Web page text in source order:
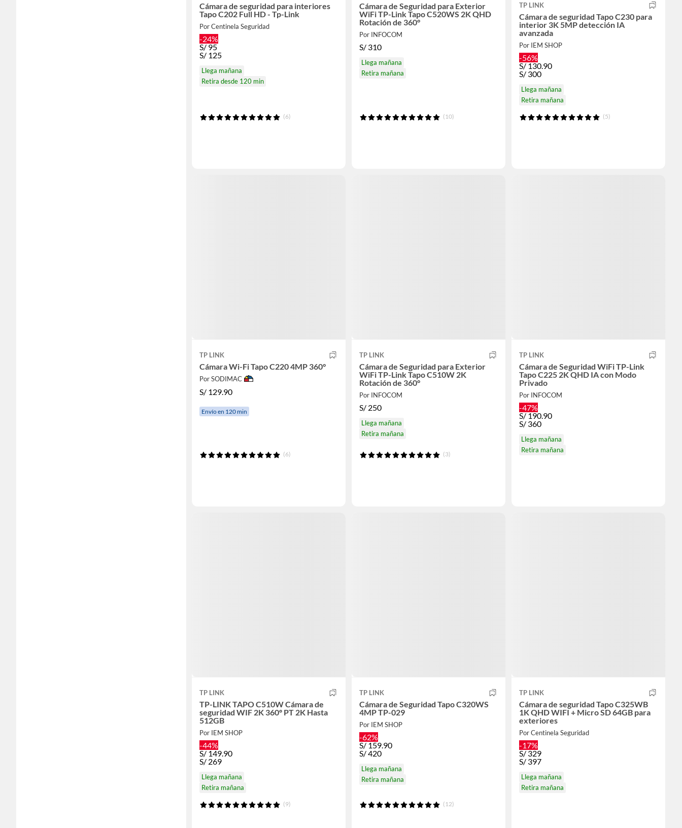
Cámara de seguridad para interiores
Tapo C202 Full HD - Tp-Link
Por Centinela Seguridad
-24%
S/95
S/ 125
Llega mañana
Retira desde 120 min
(6)
Cámara de Seguridad para Exterior
WiFi TP-Link Tapo C520WS 2K QHD
Rotación de 360°
Por INFOCOM
S/ 310
Llega mañana
Retira mañana
(10)
TP LINK
Cámara de seguridad Tapo C230 para
interior 3K 5MP detección IA
avanzada
Por IEM SHOP
-56%
S/130.90
S/ 300
Llega mañana
Retira mañana
(5)
TP LINK
Cámara Wi-Fi Tapo C220 4MP 360°
Por SODIMAC
S/ 129.90
Envío en 120 min
(6)
TP LINK
Cámara de Seguridad para Exterior
WiFi TP-Link Tapo C510W 2K
Rotación de 360°
Por INFOCOM
S/ 250
Llega mañana
Retira mañana
(3)
TP LINK
Cámara de Seguridad WiFi TP-Link
Tapo C225 2K QHD IA con Modo
Privado
Por INFOCOM
-47%
S/190.90
S/ 360
Llega mañana
Retira mañana
TP LINK
TP-LINK TAPO C510W Cámara de
seguridad WIF 2K 360º PT 2K Hasta
512GB
Por IEM SHOP
-44%
S/149.90
S/ 269
Llega mañana
Retira mañana
(9)
TP LINK
Cámara de Seguridad Tapo C320WS
4MP TP-029
Por IEM SHOP
-62%
S/159.90
S/420
Llega mañana
Retira mañana
(12)
TP LINK
Cámara de seguridad Tapo C325WB
1K QHD WIFI + Micro SD 64GB para
exteriores
Por Centinela Seguridad
-17%
S/329
S/ 397
Llega mañana
Retira mañana